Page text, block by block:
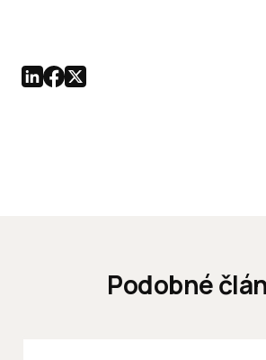
Podobné